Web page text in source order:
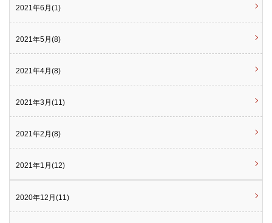
2021年6月(1)
2021年5月(8)
2021年4月(8)
2021年3月(11)
2021年2月(8)
2021年1月(12)
2020年12月(11)